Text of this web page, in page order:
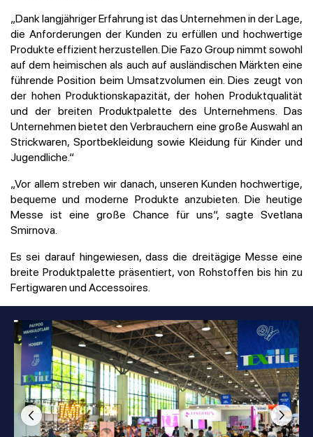
„Dank langjähriger Erfahrung ist das Unternehmen in der Lage,
die Anforderungen der Kunden zu erfüllen und hochwertige
Produkte effizient herzustellen. Die Fazo Group nimmt sowohl
auf dem heimischen als auch auf ausländischen Märkten eine
führende Position beim Umsatzvolumen ein. Dies zeugt von
der hohen Produktionskapazität, der hohen Produktqualität
und der breiten Produktpalette des Unternehmens. Das
Unternehmen bietet den Verbrauchern eine große Auswahl an
Strickwaren, Sportbekleidung sowie Kleidung für Kinder und
Jugendliche.“
„Vor allem streben wir danach, unseren Kunden hochwertige,
bequeme und moderne Produkte anzubieten. Die heutige
Messe ist eine große Chance für uns“, sagte Svetlana
Smirnova.
Es sei darauf hingewiesen, dass die dreitägige Messe eine
breite Produktpalette präsentiert, von Rohstoffen bis hin zu
Fertigwaren und Accessoires.